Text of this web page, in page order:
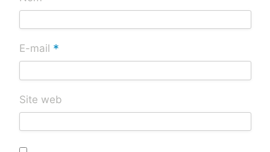
E-mail *
Site web